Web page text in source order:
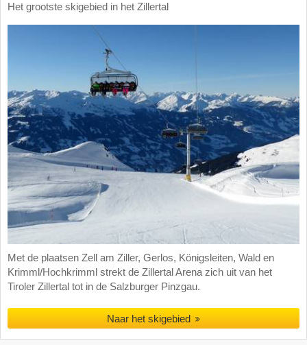
Het grootste skigebied in het Zillertal
Met de plaatsen Zell am Ziller, Gerlos, Königsleiten, Wald en
Krimml/Hochkrimml strekt de Zillertal Arena zich uit van het
Tiroler Zillertal tot in de Salzburger Pinzgau.
Naar het skigebied